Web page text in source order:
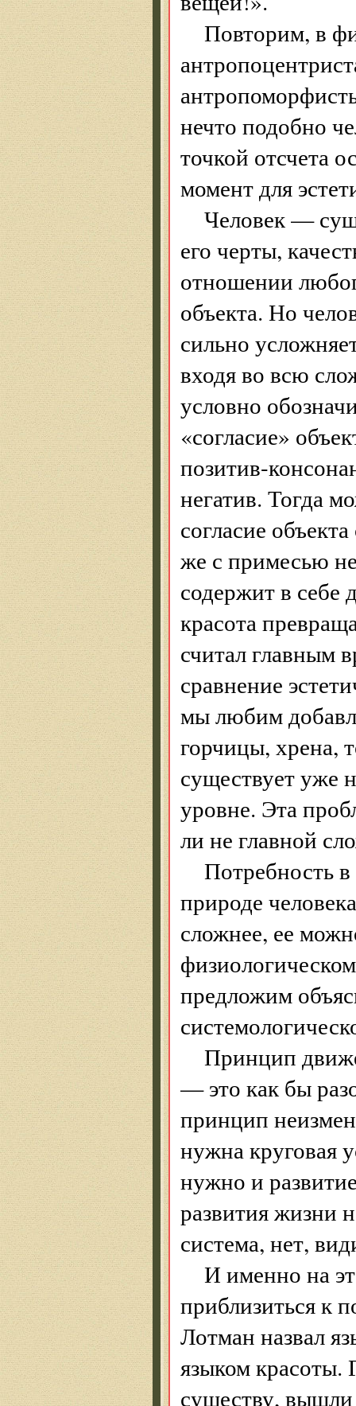
Повторим, в
нечто подобно
точкой отсчета
момент для
Человек —
его черты,
отношении
объекта. Но
сильно
входя во всю
условно
«согласие»
позитив-
негатив. Тогда
согласие
же с примесью
содержит в себе
красота
считал главным
сравнение
мы любим
горчицы, хрена,
существует уже
уровне. Эта
ли не главной
Потребность
природе
сложнее, ее
предложим
Принцип
— это как бы
принцип
нужна круговая
нужно и
развития жизни
система, нет,
И именно на
приблизиться к
Лотман назвал
языком красоты.
существу,